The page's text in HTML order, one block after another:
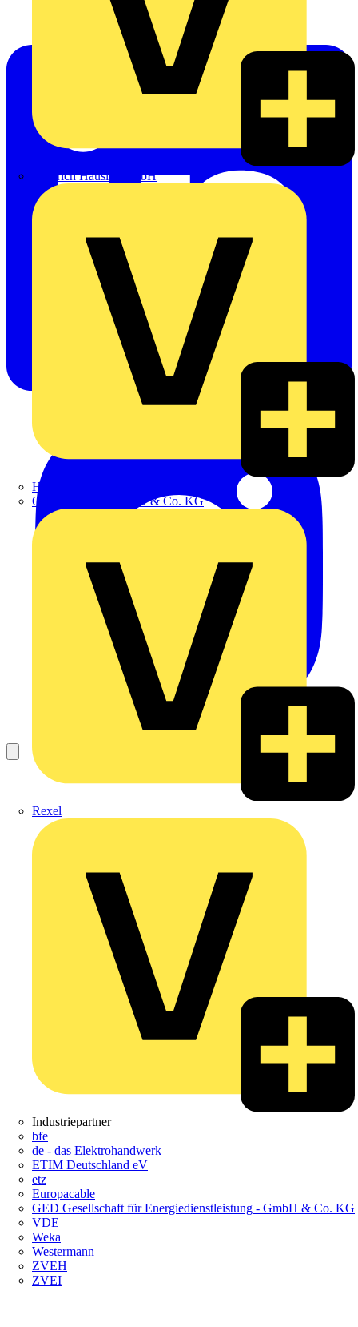
Heinrich Häusler GmbH
Hillmann & Ploog GmbH & Co. KG
Oskar Böttcher GmbH & Co. KG
Rexel
Industriepartner
bfe
de - das Elektrohandwerk
ETIM Deutschland eV
etz
Europacable
GED Gesellschaft für Energiedienstleistung - GmbH & Co. KG
VDE
Weka
Westermann
ZVEH
ZVEI